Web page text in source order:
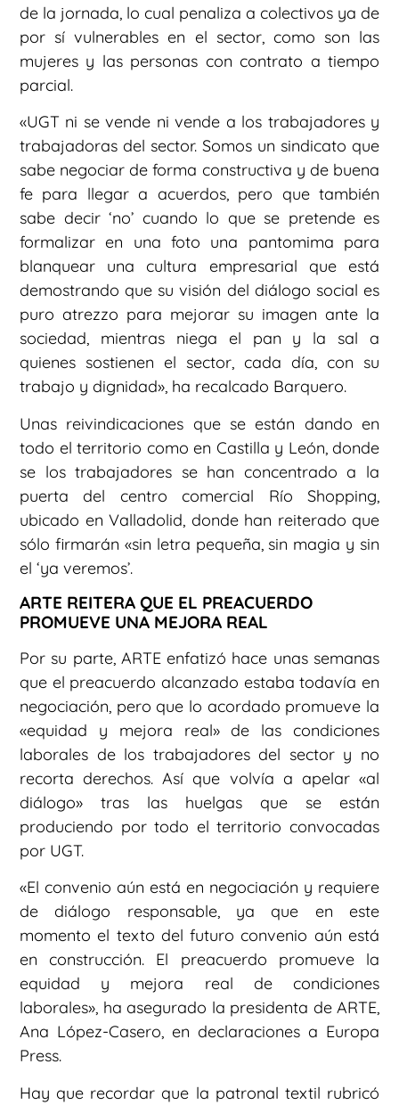
de la jornada, lo cual penaliza a colectivos ya de
por sí vulnerables en el sector, como son las
mujeres y las personas con contrato a tiempo
parcial.
«UGT ni se vende ni vende a los trabajadores y
trabajadoras del sector. Somos un sindicato que
sabe negociar de forma constructiva y de buena
fe para llegar a acuerdos, pero que también
sabe decir ‘no’ cuando lo que se pretende es
formalizar en una foto una pantomima para
blanquear una cultura empresarial que está
demostrando que su visión del diálogo social es
puro atrezzo para mejorar su imagen ante la
sociedad, mientras niega el pan y la sal a
quienes sostienen el sector, cada día, con su
trabajo y dignidad», ha recalcado Barquero.
Unas reivindicaciones que se están dando en
todo el territorio como en Castilla y León, donde
se los trabajadores se han concentrado a la
puerta del centro comercial Río Shopping,
ubicado en Valladolid, donde han reiterado que
sólo firmarán «sin letra pequeña, sin magia y sin
el ‘ya veremos’.
ARTE REITERA QUE EL PREACUERDO
PROMUEVE UNA MEJORA REAL
Por su parte, ARTE enfatizó hace unas semanas
que el preacuerdo alcanzado estaba todavía en
negociación, pero que lo acordado promueve la
«equidad y mejora real» de las condiciones
laborales de los trabajadores del sector y no
recorta derechos. Así que volvía a apelar «al
diálogo» tras las huelgas que se están
produciendo por todo el territorio convocadas
por UGT.
«El convenio aún está en negociación y requiere
de diálogo responsable, ya que en este
momento el texto del futuro convenio aún está
en construcción. El preacuerdo promueve la
equidad y mejora real de condiciones
laborales», ha asegurado la presidenta de ARTE,
Ana López-Casero, en declaraciones a Europa
Press.
Hay que recordar que la patronal textil rubricó